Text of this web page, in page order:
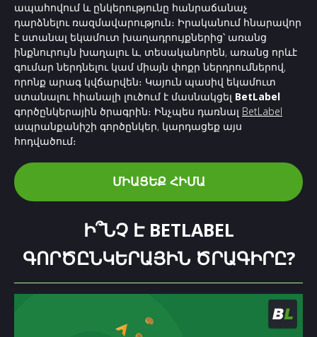
ապահովում և ընկերությունը հանրաճանաչ
դարձնելու ռազմավարություն։ Իրականում հնարավոր
է ստանալ եկամուտ խաղադրույքներից՝ առանց
ինքնուրույն խաղալու և, տեսականորեն, առանց որևէ
գումար ներդնելու կամ միայն փոքր ներդրումներով,
որոնք արագ կվճարվեն։ Կայուն պասիվ եկամուտ
ստանալու հիանալի լուծում է մասնակցել BetLabel
գործընկերային ծրագրին։ Ինչպես դառնալ BetLabel
ապրանքանիշի գործընկեր, կարդացեք այս
հոդվածում։
ՄԻԱՑԵՔ ՀԻՄԱ
Ի՞ՆՉ Է BETLABEL
ԳՈՐԾԸՆԿԵՐԱՅԻՆ ԾՐԱԳԻՐԸ?